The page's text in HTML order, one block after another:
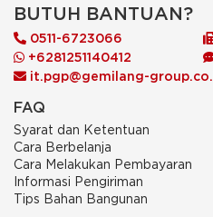
BUTUH BANTUAN?
0511-6723066
+6281251140412
it.pgp@gemilang-
FAQ
Syarat dan Ketentuan
Cara Berbelanja
Cara Melakukan Pembayaran
Informasi Pengiriman
Tips Bahan Bangunan